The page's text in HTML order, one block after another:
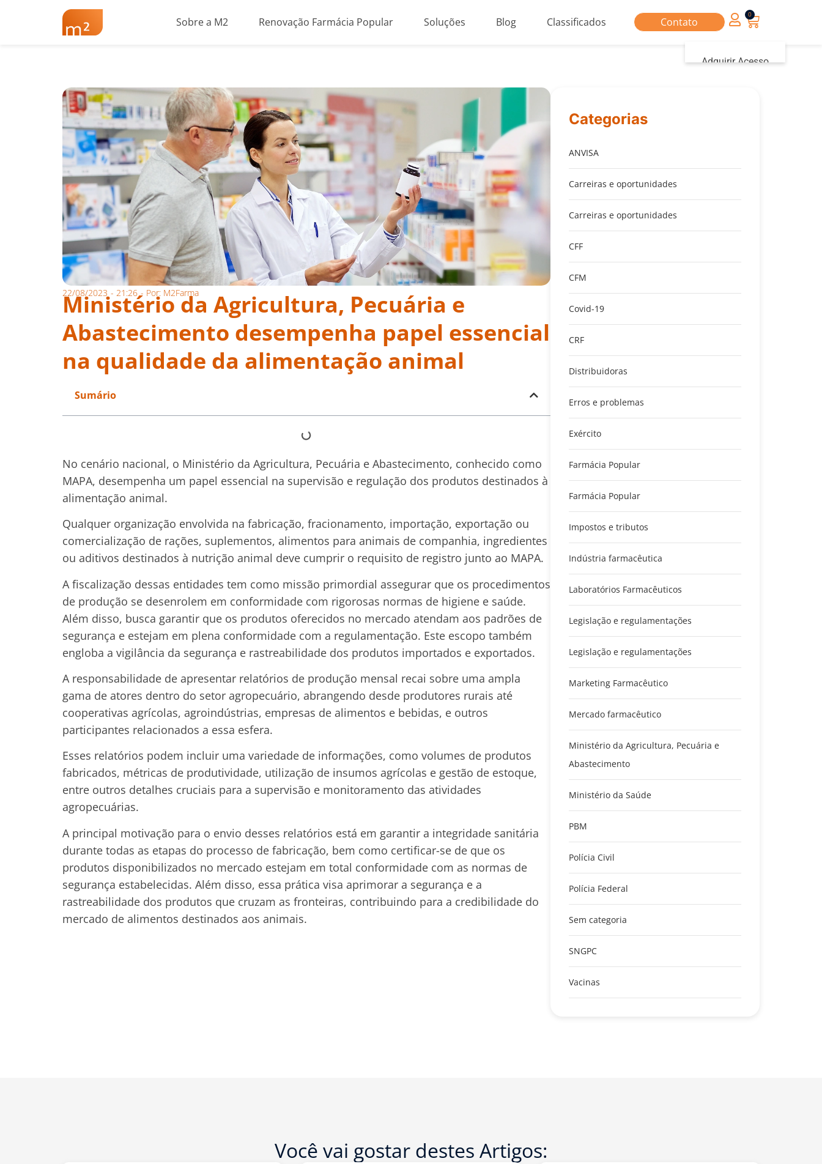
Sobre a M2 Renovação Farmácia Popular Soluções Blog Classificados Contato
Adquirir Acesso
0
22/08/2023 - 21:26 - Por: M2Farma
Ministério da Agricultura, Pecuária e
Abastecimento desempenha papel essencial
na qualidade da alimentação animal
Sumário
No cenário nacional, o Ministério da Agricultura, Pecuária e Abastecimento, conhecido como
MAPA, desempenha um papel essencial na supervisão e regulação dos produtos destinados à
alimentação animal.
Qualquer organização envolvida na fabricação, fracionamento, importação, exportação ou
comercialização de rações, suplementos, alimentos para animais de companhia, ingredientes
ou aditivos destinados à nutrição animal deve cumprir o requisito de registro junto ao MAPA.
A fiscalização dessas entidades tem como missão primordial assegurar que os procedimentos
de produção se desenrolem em conformidade com rigorosas normas de higiene e saúde.
Além disso, busca garantir que os produtos oferecidos no mercado atendam aos padrões de
segurança e estejam em plena conformidade com a regulamentação. Este escopo também
engloba a vigilância da segurança e rastreabilidade dos produtos importados e exportados.
A responsabilidade de apresentar relatórios de produção mensal recai sobre uma ampla
gama de atores dentro do setor agropecuário, abrangendo desde produtores rurais até
cooperativas agrícolas, agroindústrias, empresas de alimentos e bebidas, e outros
participantes relacionados a essa esfera.
Esses relatórios podem incluir uma variedade de informações, como volumes de produtos
fabricados, métricas de produtividade, utilização de insumos agrícolas e gestão de estoque,
entre outros detalhes cruciais para a supervisão e monitoramento das atividades
agropecuárias.
A principal motivação para o envio desses relatórios está em garantir a integridade sanitária
durante todas as etapas do processo de fabricação, bem como certificar-se de que os
produtos disponibilizados no mercado estejam em total conformidade com as normas de
segurança estabelecidas. Além disso, essa prática visa aprimorar a segurança e a
rastreabilidade dos produtos que cruzam as fronteiras, contribuindo para a credibilidade do
mercado de alimentos destinados aos animais.
Categorias
ANVISA
Carreiras e oportunidades
Carreiras e oportunidades
CFF
CFM
Covid-19
CRF
Distribuidoras
Erros e problemas
Exército
Farmácia Popular
Farmácia Popular
Impostos e tributos
Indústria farmacêutica
Laboratórios Farmacêuticos
Legislação e regulamentações
Legislação e regulamentações
Marketing Farmacêutico
Mercado farmacêutico
Ministério da Agricultura, Pecuária e
Abastecimento
Ministério da Saúde
PBM
Polícia Civil
Polícia Federal
Sem categoria
SNGPC
Vacinas
Você vai gostar destes Artigos: